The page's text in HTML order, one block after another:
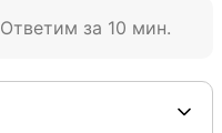
Ответим за 10 мин.